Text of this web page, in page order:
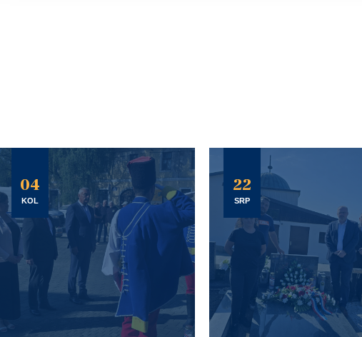
04
KOL
22
SRP